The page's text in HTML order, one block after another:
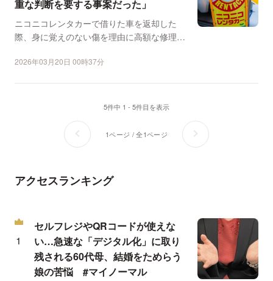
重な判断を要する事案だった」
ニコニコレンタカーで借りた車を返却した
際、身に覚えのない傷を理由に高額な修理代
2026年03月20日 00時37分
5件中 1 - 5件目を表示
1ページ / 全1ページ
アクセスランキング
セルフレジやQRコードが使えな
い…急速な「デジタル化」に取り
残される60代母、結婚をためらう
娘の苦悩 #マイノーマル